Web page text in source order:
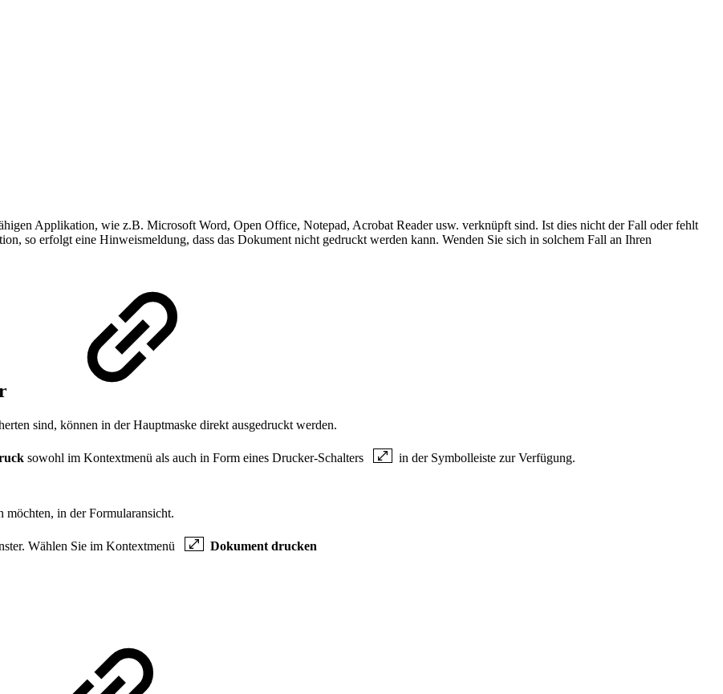
Applikation, wie z.B. Microsoft Word, Open Office, Notepad, Acrobat Reader usw. verknüpft sind. Ist dies nicht der Fall oder fehlt
so erfolgt eine Hinweismeldung, dass das Dokument nicht gedruckt werden kann. Wenden Sie sich in solchem Fall an Ihren
sind, können in der Hauptmaske direkt ausgedruckt werden.
sowohl im Kontextmenü als auch in Form eines Drucker-Schalters in der Symbolleiste zur Verfügung.
möchten, in der Formularansicht.
Wählen Sie im Kontextmenü
Dokument drucken